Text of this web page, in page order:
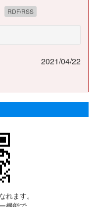
RDF/RSS
2021/04/22
れます。